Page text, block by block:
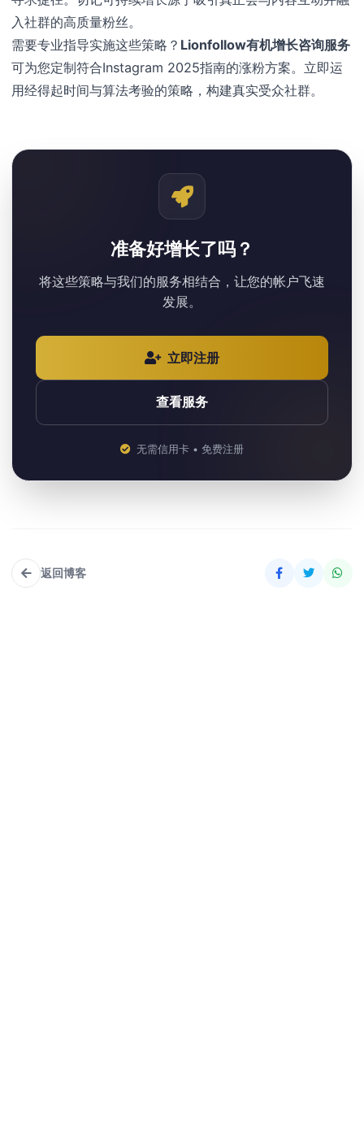
入社群的高质量粉丝。
需要专业指导实施这些策略？ Lionfollow有机增长咨询服务
可为您定制符合Instagram 2025指南的涨粉方案。立即运
用经得起时间与算法考验的策略，构建真实受众社群。
准备好增长了吗？
将这些策略与我们的服务相结合，让您的帐户飞速
发展。
立即注册
查看服务
无需信用卡 • 免费注册
返回博客